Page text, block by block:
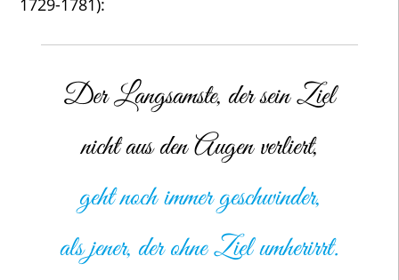
1729-1781):
Der Langsamste, der sein Ziel
nicht aus den Augen verliert,
geht noch immer geschwinder,
als jener, der ohne Ziel umherirrt.